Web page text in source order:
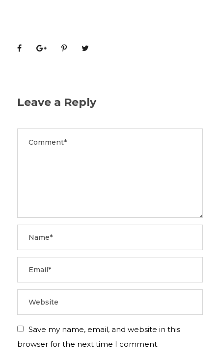
Leave a Reply
Save my name, email, and website in this
browser for the next time I comment.